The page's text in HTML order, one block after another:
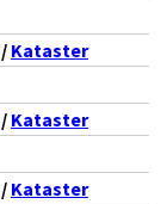
Kataster
Kataster
Kataster